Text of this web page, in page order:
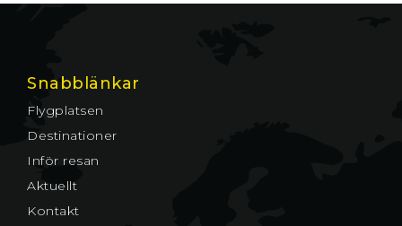
Snabblänkar
Flygplatsen
Destinationer
Inför resan
Aktuellt
Kontakt